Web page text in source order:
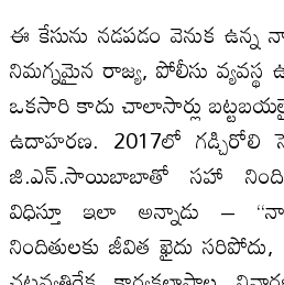
ఈ కేసును నడపడం వెనుక ఉన్న
నిమగ్నమైన రాజ్య, పోలీసు
ఒకసారి కాదు చాలాసార్లు
ఉదాహరణ. 2017లో గడ్చిరోలి
జి.ఎన్.సాయిబాబాతో సహా
విధిస్తూ ఇలా అన్నాడు –
నిందితులకు జీవిత ఖైదు